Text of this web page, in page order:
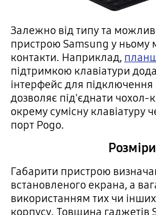
Залежно від типу та
пристрою Samsung у ньому
контакти. Наприклад,
підтримкою клавіатури
інтерфейс для підключення
дозволяє під'єднати чохол-
окрему сумісну клавіатуру
порт Pogo.
Розміри
Габарити пристрою
встановленого екрана, а
використанням тих чи інших
корпусу. Товщина гаджетів